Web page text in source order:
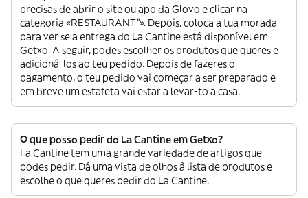
precisas de abrir o site ou app da Glovo e clicar na
categoria «RESTAURANT”». Depois, coloca a tua morada
para ver se a entrega do La Cantine está disponível em
Getxo. A seguir, podes escolher os produtos que queres e
adicioná-los ao teu pedido. Depois de fazeres o
pagamento, o teu pedido vai começar a ser preparado e
em breve um estafeta vai estar a levar-to a casa.
O que posso pedir do La Cantine em Getxo?
La Cantine tem uma grande variedade de artigos que
podes pedir. Dá uma vista de olhos à lista de produtos e
escolhe o que queres pedir do La Cantine.